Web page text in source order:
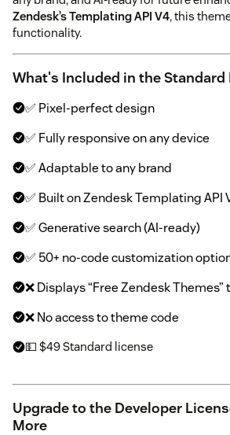
Zendesk’s Templating API V4, this
functionality.
What's Included in the Standard
✅ Pixel-perfect design
✅ Fully responsive on any device
✅ Adaptable to any brand
✅ Built on Zendesk Templating API
✅ Generative search (AI-ready)
✅ 50+ no-code customization
❌ Displays “Free Zendesk Themes”
❌ No access to theme code
💵 $49 Standard license
Upgrade to the Developer
More